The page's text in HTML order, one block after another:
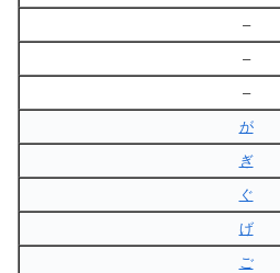
–
–
–
が
ぎ
ぐ
げ
ご